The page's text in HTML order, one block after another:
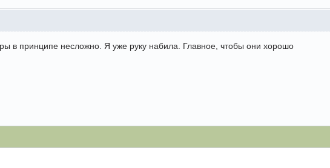
в принципе несложно. Я уже руку набила. Главное, чтобы они хорошо